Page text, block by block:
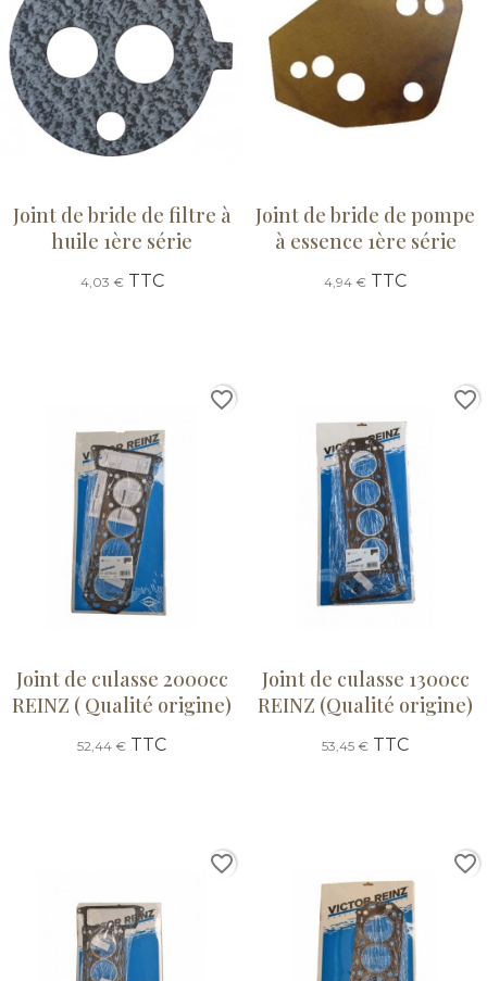
Joint de bride de filtre à
huile 1ère série
4,03 €TTC
Joint de bride de pompe
à essence 1ère série
4,94 € TTC
Joint de culasse 2000cc
REINZ ( Qualité origine)
52,44 € TTC
favorite_border
Joint de culasse 1300cc
REINZ (Qualité origine)
53,45 € TTC
favorite_border
favorite_border favorite_border